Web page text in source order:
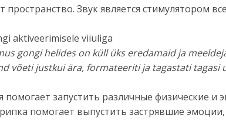
пространство. Звук является стимулятором
aktiveerimisele viiuliga
gongi helides on küll üks eredamaid ja
võeti justkui ära, formateeriti ja tagastati tagasi
помогает запустить различные физические и
помогает выпустить застрявшие